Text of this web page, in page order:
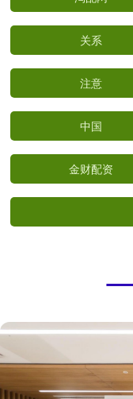
关系
注意
中国
金财配资